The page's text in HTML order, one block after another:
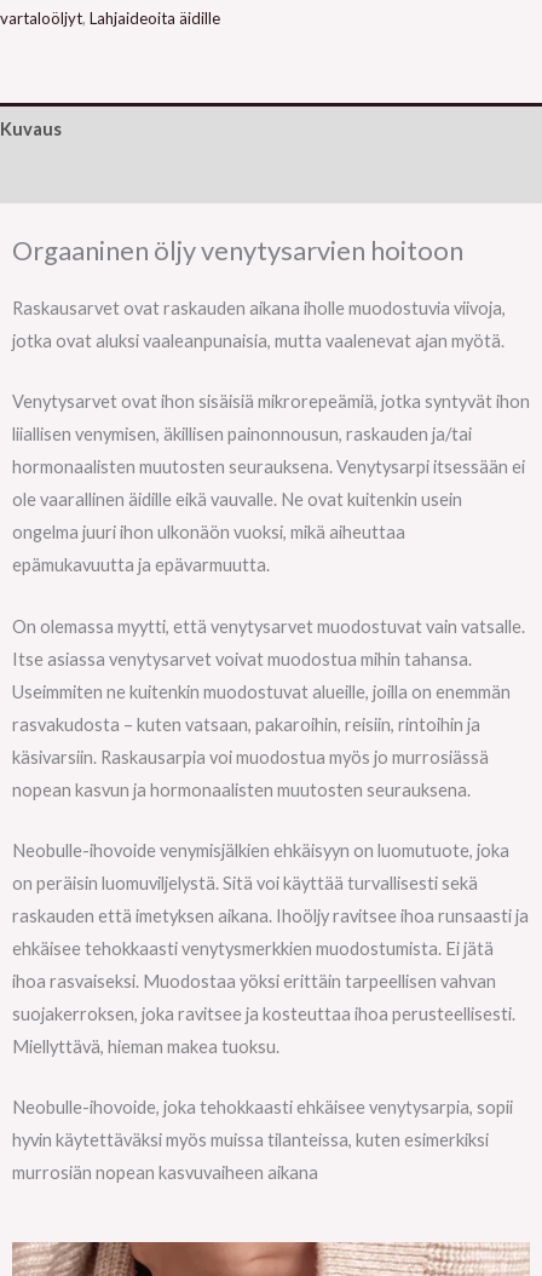
vartaloöljyt, Lahjaideoita äidille
Kuvaus
Orgaaninen öljy venytysarvien hoitoon
Raskausarvet ovat raskauden aikana iholle muodostuvia viivoja,
jotka ovat aluksi vaaleanpunaisia, mutta vaalenevat ajan myötä.
Venytysarvet ovat ihon sisäisiä mikrorepeämiä, jotka syntyvät ihon
liiallisen venymisen, äkillisen painonnousun, raskauden ja/tai
hormonaalisten muutosten seurauksena. Venytysarpi itsessään ei
ole vaarallinen äidille eikä vauvalle. Ne ovat kuitenkin usein
ongelma juuri ihon ulkonäön vuoksi, mikä aiheuttaa
epämukavuutta ja epävarmuutta.
On olemassa myytti, että venytysarvet muodostuvat vain vatsalle.
Itse asiassa venytysarvet voivat muodostua mihin tahansa.
Useimmiten ne kuitenkin muodostuvat alueille, joilla on enemmän
rasvakudosta – kuten vatsaan, pakaroihin, reisiin, rintoihin ja
käsivarsiin. Raskausarpia voi muodostua myös jo murrosiässä
nopean kasvun ja hormonaalisten muutosten seurauksena.
Neobulle-ihovoide venymisjälkien ehkäisyyn on luomutuote, joka
on peräisin luomuviljelystä. Sitä voi käyttää turvallisesti sekä
raskauden että imetyksen aikana. Ihoöljy ravitsee ihoa runsaasti ja
ehkäisee tehokkaasti venytysmerkkien muodostumista. Ei jätä
ihoa rasvaiseksi. Muodostaa yöksi erittäin tarpeellisen vahvan
suojakerroksen, joka ravitsee ja kosteuttaa ihoa perusteellisesti.
Miellyttävä, hieman makea tuoksu.
Neobulle-ihovoide, joka tehokkaasti ehkäisee venytysarpia, sopii
hyvin käytettäväksi myös muissa tilanteissa, kuten esimerkiksi
murrosiän nopean kasvuvaiheen aikana